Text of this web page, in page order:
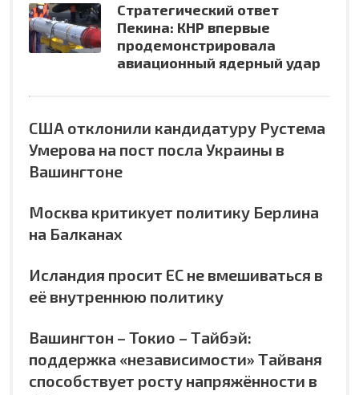
Стратегический ответ
Пекина: КНР впервые
продемонстрировала
авиационный ядерный удар
США отклонили кандидатуру Рустема
Умерова на пост посла Украины в
Вашингтоне
Москва критикует политику Берлина
на Балканах
Исландия просит ЕС не вмешиваться в
её внутреннюю политику
Вашингтон – Токио – Тайбэй:
поддержка «независимости» Тайваня
способствует росту напряжённости в